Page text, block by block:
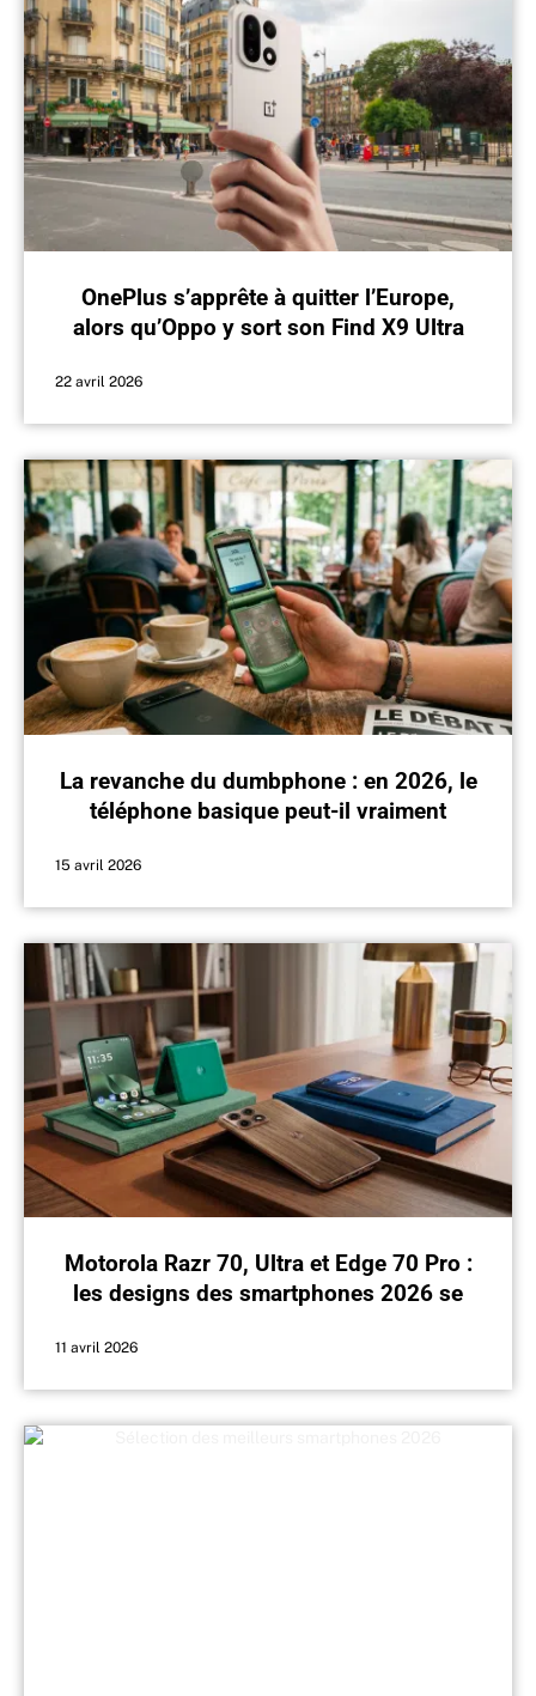
OnePlus s’apprête à quitter l’Europe,
alors qu’Oppo y sort son Find X9 Ultra
22 avril 2026
La revanche du dumbphone : en 2026, le
téléphone basique peut-il vraiment
15 avril 2026
Motorola Razr 70, Ultra et Edge 70 Pro :
les designs des smartphones 2026 se
11 avril 2026